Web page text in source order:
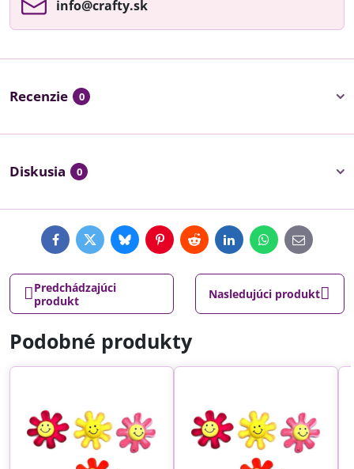
info​@crafty​.sk
Recenzie 0
Diskusia 0
FacebookTwitterBlueskyPinterestRedditLinkedInWhatsApp
E-
mail
Predchádzajúci
produkt
Nasledujúci produkt
Podobné produkty